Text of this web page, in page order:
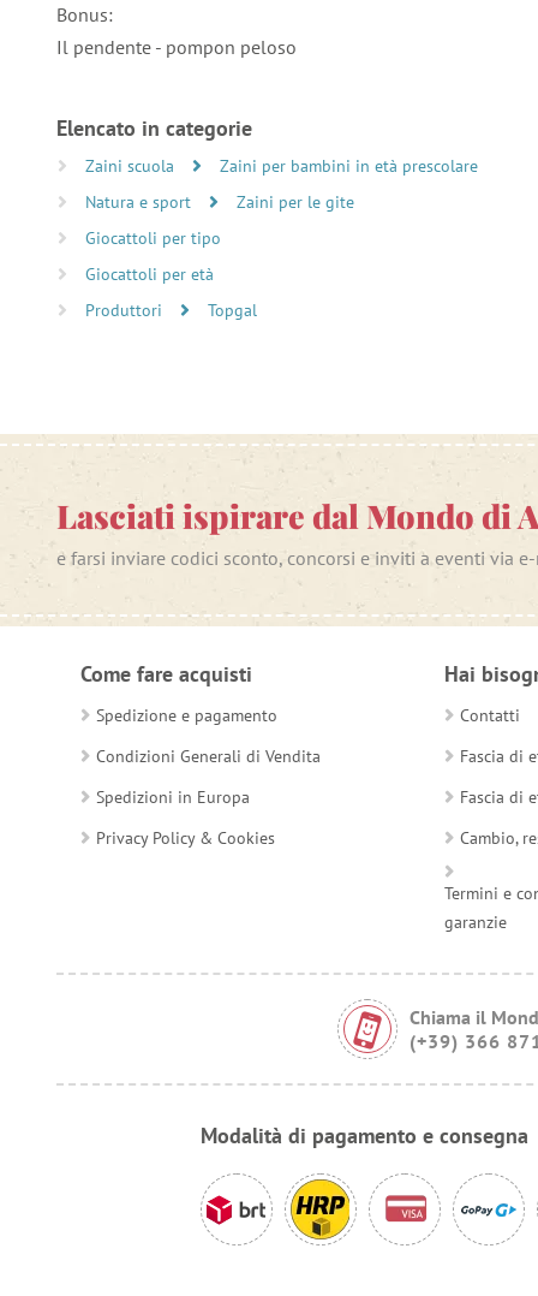
Bonus:
Il pendente - pompon peloso
Elencato in categorie
Zaini scuola
Zaini per bambini in età prescolare
Natura e sport
Zaini per le gite
Giocattoli per tipo
Giocattoli per età
Produttori
Topgal
Lasciati ispirare dal Mondo di
e farsi inviare codici sconto, concorsi e inviti a eventi via
Come fare acquisti
Spedizione e pagamento
Condizioni Generali di Vendita
Spedizioni in Europa
Privacy Policy & Cookies
Hai
Contatti
Fascia di
Fascia di
Cambio,
Termini e
garanzie
Chiama il
(+39) 366
Modalità di pagamento e consegna